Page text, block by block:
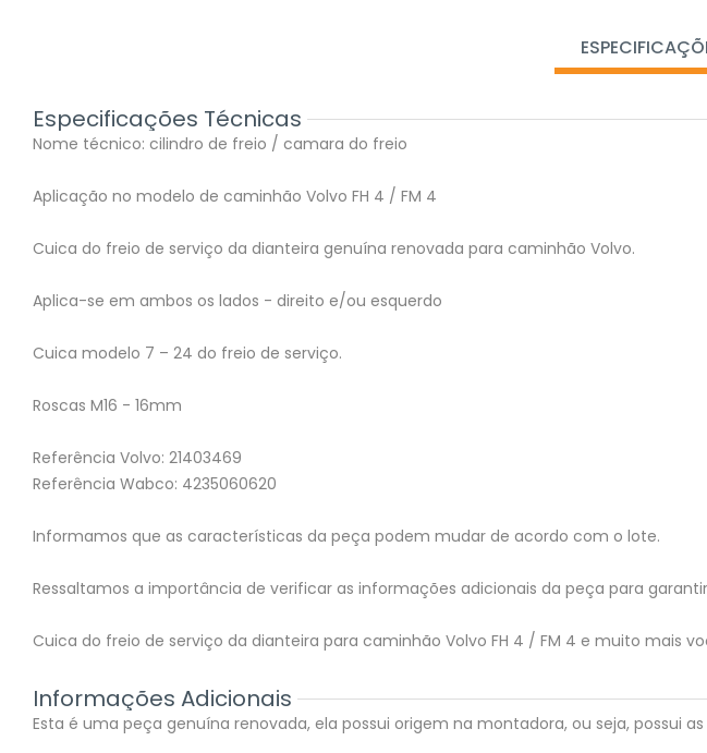
Especificações Técnicas
Nome técnico: cilindro de freio / camara do freio
Aplicação no modelo de caminhão Volvo FH 4 / FM 4
Cuica do freio de serviço da dianteira genuína renovada para caminhão Volvo.
Aplica-se em ambos os lados - direito e/ou esquerdo
Cuica modelo 7 – 24 do freio de serviço.
Roscas M16 - 16mm
Referência Volvo: 21403469
Referência Wabco: 4235060620
Informamos que as características da peça podem mudar de acordo com o lote.
Ressaltamos a importância de verificar as informações adicionais da peça para
Cuica do freio de serviço da dianteira para caminhão Volvo FH 4 / FM 4 e muito mais
Informações Adicionais
Esta é uma peça genuína renovada, ela possui origem na montadora, ou seja, possui